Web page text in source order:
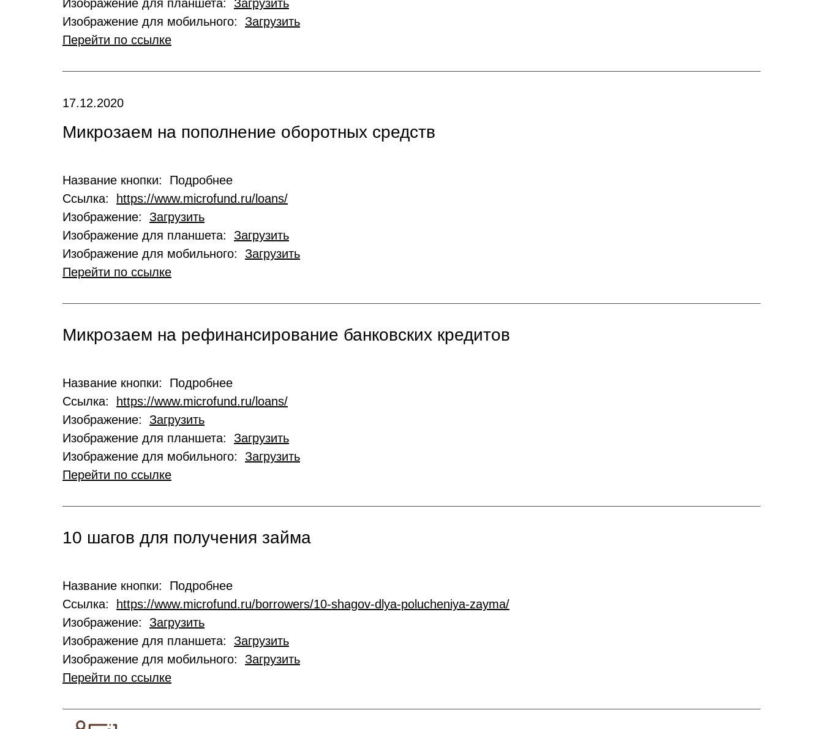
Изображение для планшета: Загрузить
Изображение для мобильного: Загрузить
Перейти по ссылке
17.12.2020
Микрозаем на пополнение оборотных средств
Название кнопки: Подробнее
Ссылка:
https://www.microfund.ru/loans/
Изображение: Загрузить
Изображение для планшета: Загрузить
Изображение для мобильного: Загрузить
Перейти по ссылке
Микрозаем на рефинансирование банковских кредитов
Название кнопки: Подробнее
Ссылка:
https://www.microfund.ru/loans/
Изображение: Загрузить
Изображение для планшета: Загрузить
Изображение для мобильного: Загрузить
Перейти по ссылке
10 шагов для получения займа
Название кнопки: Подробнее
Ссылка:
https://www.microfund.ru/borrowers/10-shagov-dlya-polucheniya-zayma/
Изображение: Загрузить
Изображение для планшета: Загрузить
Изображение для мобильного: Загрузить
Перейти по ссылке